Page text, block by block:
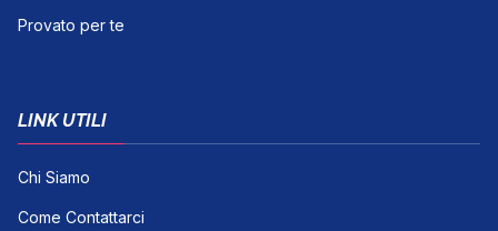
Provato per te
LINK UTILI
Chi Siamo
Come Contattarci